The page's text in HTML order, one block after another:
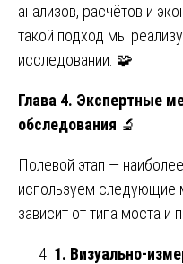
анализов, расчётов и
такой подход мы
исследовании. 🧩
Глава 4. Экспертные
обследования 🔬
Полевой этап —
используем следующие
зависит от типа моста
1. Визуально-